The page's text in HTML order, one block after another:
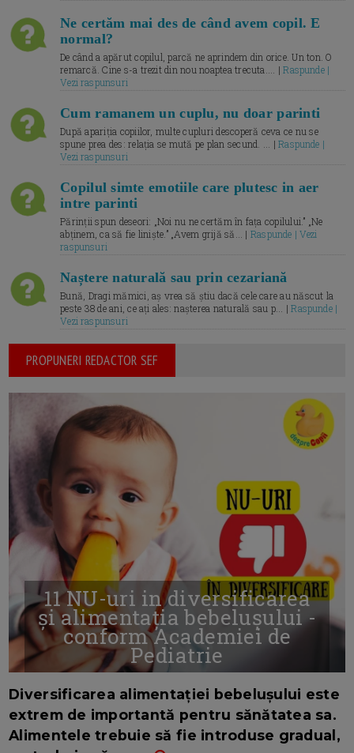
Ne certăm mai des de când avem copil. E
normal?
De când a apărut copilul, parcă ne aprindem din orice. Un ton. O
remarcă. Cine s-a trezit din nou noaptea trecuta.... |Raspunde |
Vezi raspunsuri
Cum ramanem un cuplu, nu doar parinti
După apariția copiilor, multe cupluri descoperă ceva ce nu se
spune prea des: relația se mută pe plan secund. ... |Raspunde |
Vezi raspunsuri
Copilul simte emotiile care plutesc in aer
intre parinti
Părinții spun deseori: „Noi nu ne certăm în fața copilului.” „Ne
abținem, ca să fie liniște.” „Avem grijă să... | Raspunde | Vezi
raspunsuri
Naștere naturală sau prin cezariană
Bună, Dragi mămici, aș vrea să știu dacă cele care au născut la
peste 38 de ani, ce ați ales: nașterea naturală sau p... |Raspunde |
Vezi raspunsuri
PROPUNERI REDACTOR SEF
11 NU-uri in diversificarea
și alimentația bebelușului -
conform Academiei de
Pediatrie
Diversificarea alimentației bebelușului este
extrem de importantă pentru sănătatea sa.
Alimentele trebuie să fie introduse gradual,